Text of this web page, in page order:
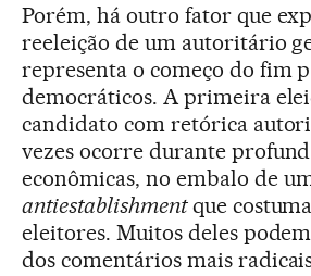
Porém, há outro fator que
reeleição de um autoritário
representa o começo do fim
democráticos. A primeira
candidato com retórica
vezes ocorre durante
econômicas, no embalo de
antiestablishmentque
eleitores. Muitos deles
dos comentários mais